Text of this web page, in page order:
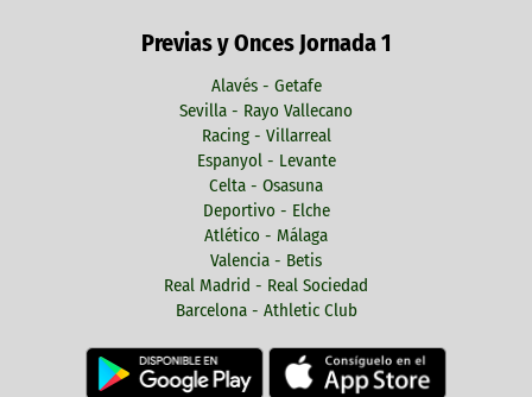
Previas y Onces Jornada 1
Alavés - Getafe
Sevilla - Rayo Vallecano
Racing - Villarreal
Espanyol - Levante
Celta - Osasuna
Deportivo - Elche
Atlético - Málaga
Valencia - Betis
Real Madrid - Real Sociedad
Barcelona - Athletic Club